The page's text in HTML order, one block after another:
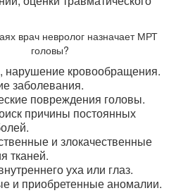
врач невролог назначает МРТ
головы?
нарушение кровообращения.
заболевания.
повреждения головы.
причины постоянных
и злокачественные
тканей.
уха или глаз.
и приобретенные аномалии.